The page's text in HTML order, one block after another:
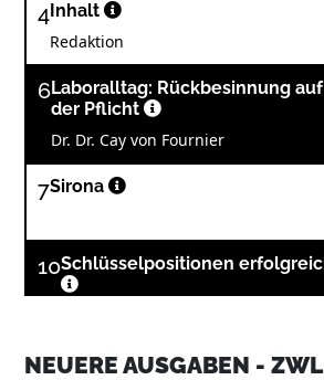
4 Inhalt
Redaktion
6Laboralltag: Rückbesinnung
der Pflicht
Dr. Dr. Cay von Fournier
7Sirona
10Schlüsselpositionen
12Interdisziplinäres Arbeiten bei
NEUERE AUSGABEN - ZWL